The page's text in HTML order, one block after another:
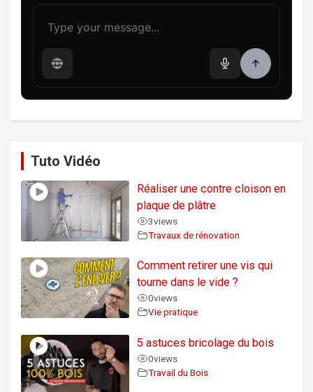
Tuto Vidéo
Réaliser une contre cloison en
plaque de plâtre
3views
Travaux de rénovation
Comment retirer une vis qui
tourne dans le vide ?
0views
Vie pratique
5 astuces bricolage du bois
0views
Travail du Bois